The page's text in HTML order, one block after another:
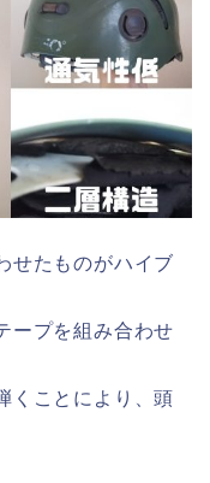
せたものがハイブ
ープを組み合わせ
くことにより、頭